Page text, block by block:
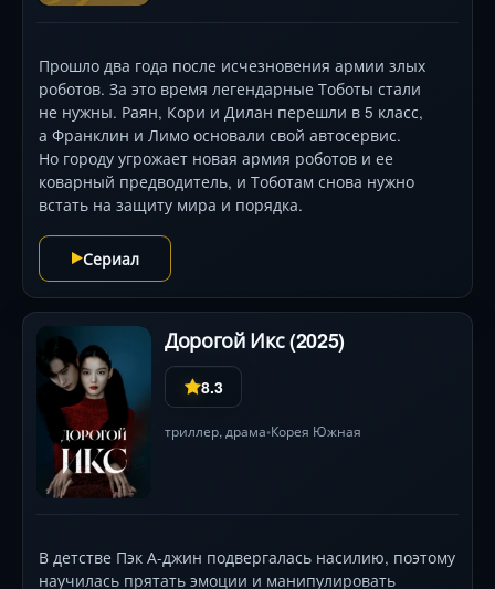
Прошло два года после исчезновения армии злых
роботов. За это время легендарные Тоботы стали
не нужны. Раян, Кори и Дилан перешли в 5 класс,
а Франклин и Лимо основали свой автосервис.
Но городу угрожает новая армия роботов и ее
коварный предводитель, и Тоботам снова нужно
встать на защиту мира и порядка.
Сериал
Дорогой Икс (2025)
8.3
триллер, драма•Корея Южная
В детстве Пэк А-джин подвергалась насилию, поэтому
научилась прятать эмоции и манипулировать